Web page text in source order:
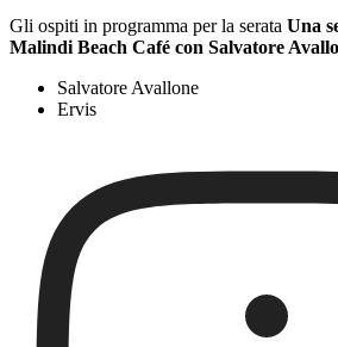
Gli ospiti in programma per la serata Una
Malindi Beach Café con Salvatore
Salvatore Avallone
Ervis